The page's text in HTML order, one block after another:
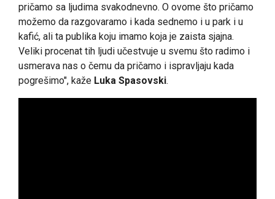
pričamo sa ljudima svakodnevno. O ovome što pričamo
možemo da razgovaramo i kada sednemo i u park i u
kafić, ali ta publika koju imamo koja je zaista sjajna.
Veliki procenat tih ljudi učestvuje u svemu što radimo i
usmerava nas o čemu da pričamo i ispravljaju kada
pogrešimo", kaže Luka Spasovski.